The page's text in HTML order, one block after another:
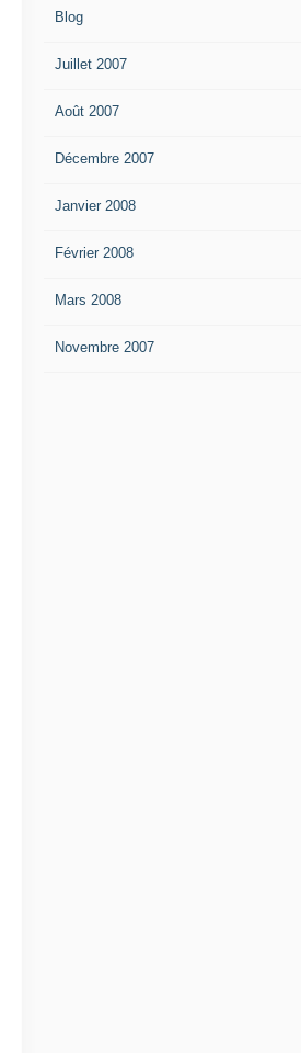
Blog
Juillet 2007
Août 2007
Décembre 2007
Janvier 2008
Février 2008
Mars 2008
Novembre 2007